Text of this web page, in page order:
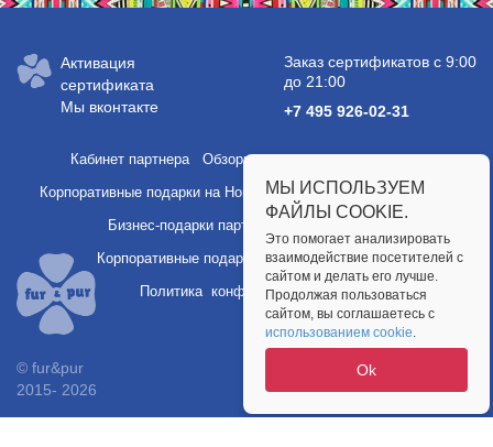
© fur&pur
2015- 2026
Активация
сертификата
Мы вконтакте
Заказ сертификатов с 9:00
до 21:00
+7 495 926-02-31
Кабинет партнера
Обзоры услуг и полезные статьи
Корпоративные подарки на Новый год
Подарки сотрудникам
Бизнес-подарки партнерам
Корпоративные подарки
Публичная оферта
Политика конфиденциальности
МЫ ИСПОЛЬЗУЕМ
ФАЙЛЫ COOKIE.
Это помогает анализировать
взаимодействие посетителей с
сайтом и делать его лучше.
Продолжая пользоваться
сайтом, вы соглашаетесь с
использованием cookie.
Ok